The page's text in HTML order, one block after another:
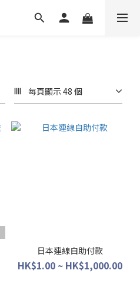
每頁顯示 48 個
日本連線自助付款
HK$1.00 ~ HK$1,000.00